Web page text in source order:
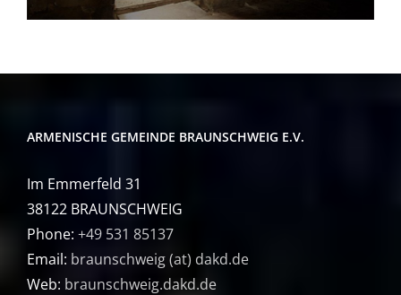
ARMENISCHE GEMEINDE BRAUNSCHWEIG E.V.
Im Emmerfeld 31
38122 BRAUNSCHWEIG
Phone: +49 531 85137
Email: braunschweig (at) dakd.de
Web: braunschweig.dakd.de